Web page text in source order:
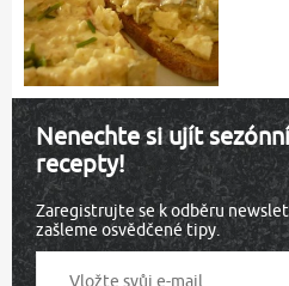
Nenechte si ujít
recepty!
Zaregistrujte se k odběru
zašleme osvědčené tipy.